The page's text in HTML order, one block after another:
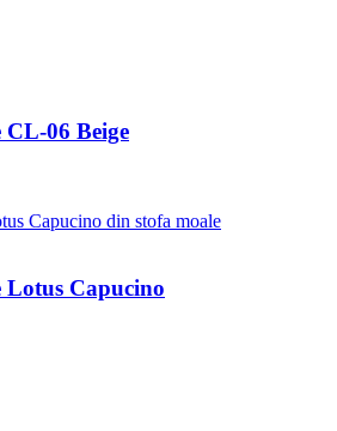
CL-06 Beige
Lotus Capucino